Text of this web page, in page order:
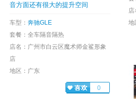
店
地
音方面还有很大的提升空间
车型： 奔驰GLE
套餐：全车隔音隔热
店名：广州市白云区魔术师金鲨形象
店
地区：广东
0